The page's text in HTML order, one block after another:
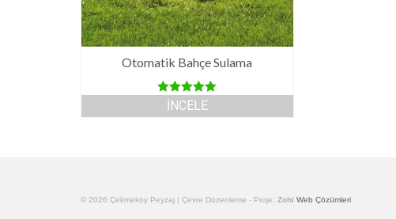
Otomatik Bahçe Sulama
5 üzerinden
5.00 oy aldı
İNCELE
© 2026 Çekmeköy Peyzaj | Çevre Düzenleme - Proje: Zohi Web Çözümleri